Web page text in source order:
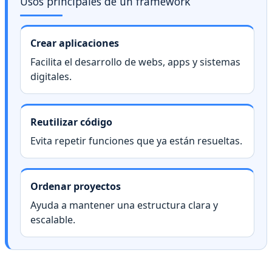
Crear aplicaciones
Facilita el desarrollo de webs, apps y sistemas
digitales.
Reutilizar código
Evita repetir funciones que ya están resueltas.
Ordenar proyectos
Ayuda a mantener una estructura clara y
escalable.